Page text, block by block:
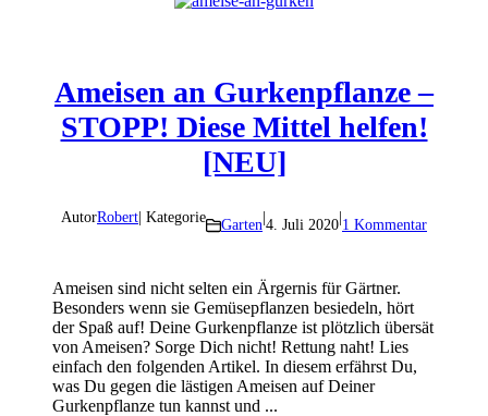
Ameisen an Gurkenpflanze –
STOPP! Diese Mittel helfen!
[NEU]
AutorRobert | Kategorie Garten 4. Juli 2020 1 Kommentar
Ameisen sind nicht selten ein Ärgernis für Gärtner.
Besonders wenn sie Gemüsepflanzen besiedeln, hört
der Spaß auf! Deine Gurkenpflanze ist plötzlich übersät
von Ameisen? Sorge Dich nicht! Rettung naht! Lies
einfach den folgenden Artikel. In diesem erfährst Du,
was Du gegen die lästigen Ameisen auf Deiner
Gurkenpflanze tun kannst und ...